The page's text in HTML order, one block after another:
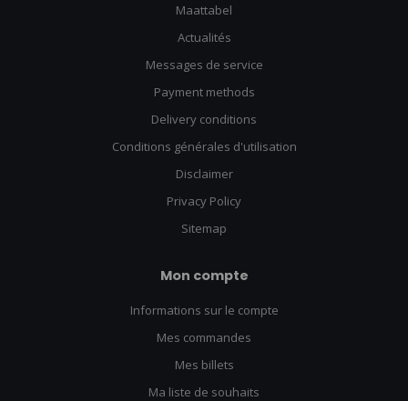
Maattabel
Actualités
Messages de service
Payment methods
Delivery conditions
Conditions générales d'utilisation
Disclaimer
Privacy Policy
Sitemap
Mon compte
Informations sur le compte
Mes commandes
Mes billets
Ma liste de souhaits